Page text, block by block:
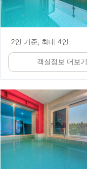
2인 기준, 최대 4인
객실정보 더보기